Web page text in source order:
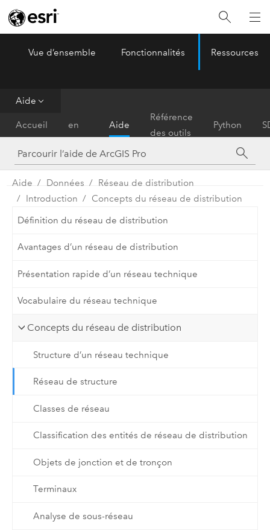
ArcGIS Pro
Vue d’ensemble Fonctionnalités Ressources
Aide
Accueil
en
main
Aide
Référence
des outils
Python
Aide Données
Réseau de distribution
Introduction
Concepts du réseau de distribution
Définition du réseau de distribution
Avantages d’un réseau de distribution
Présentation rapide d’un réseau technique
Vocabulaire du réseau technique
Concepts du réseau de distribution
Structure d’un réseau technique
Réseau de structure
Classes de réseau
Classification des entités de réseau de distribution
Objets de jonction et de tronçon
Terminaux
Analyse de sous-réseau